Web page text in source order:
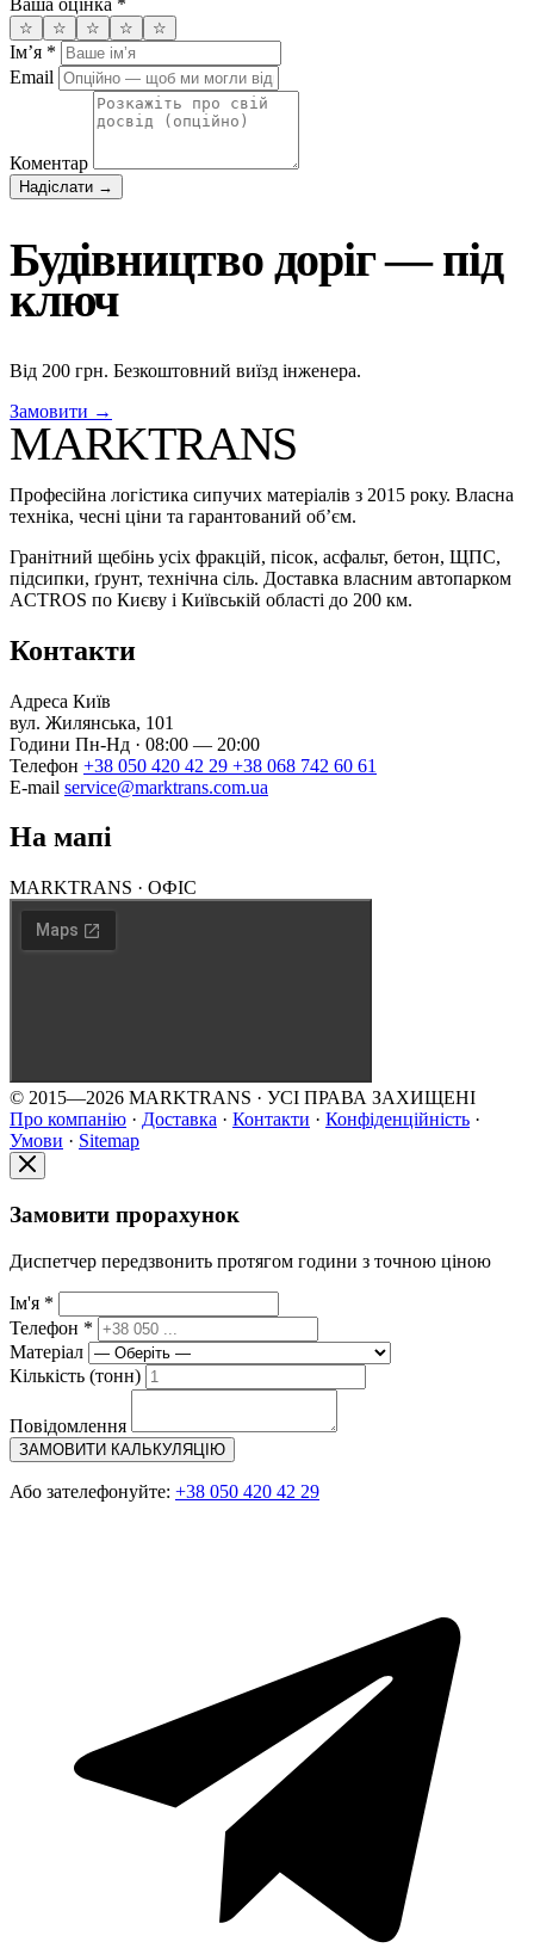
Ваша оцінка *
☆ ☆ ☆ ☆ ☆
Імʼя *
Email
Коментар
Надіслати →
Будівництво доріг — під
ключ
Від 200 грн. Безкоштовний виїзд інженера.
Замовити →
MARKTRANS
Професійна логістика сипучих матеріалів з 2015 року. Власна
техніка, чесні ціни та гарантований об’єм.
Гранітний щебінь усіх фракцій, пісок, асфальт, бетон, ЩПС,
підсипки, ґрунт, технічна сіль. Доставка власним автопарком
ACTROS по Києву і Київській області до 200 км.
Контакти
Адреса Київ
вул. Жилянська, 101
Години Пн-Нд · 08:00 — 20:00
Телефон +38 050 420 42 29 +38 068 742 60 61
E-mail service@marktrans.com.ua
На мапі
MARKTRANS · ОФІС
© 2015—2026 MARKTRANS · УСІ ПРАВА ЗАХИЩЕНІ
Про компанію · Доставка · Контакти · Конфіденційність ·
Умови · Sitemap
Замовити прорахунок
Диспетчер передзвонить протягом години з точною ціною
Ім'я *
Телефон *
Матеріал
Кількість (тонн)
Повідомлення
ЗАМОВИТИ КАЛЬКУЛЯЦІЮ
Або зателефонуйте: +38 050 420 42 29